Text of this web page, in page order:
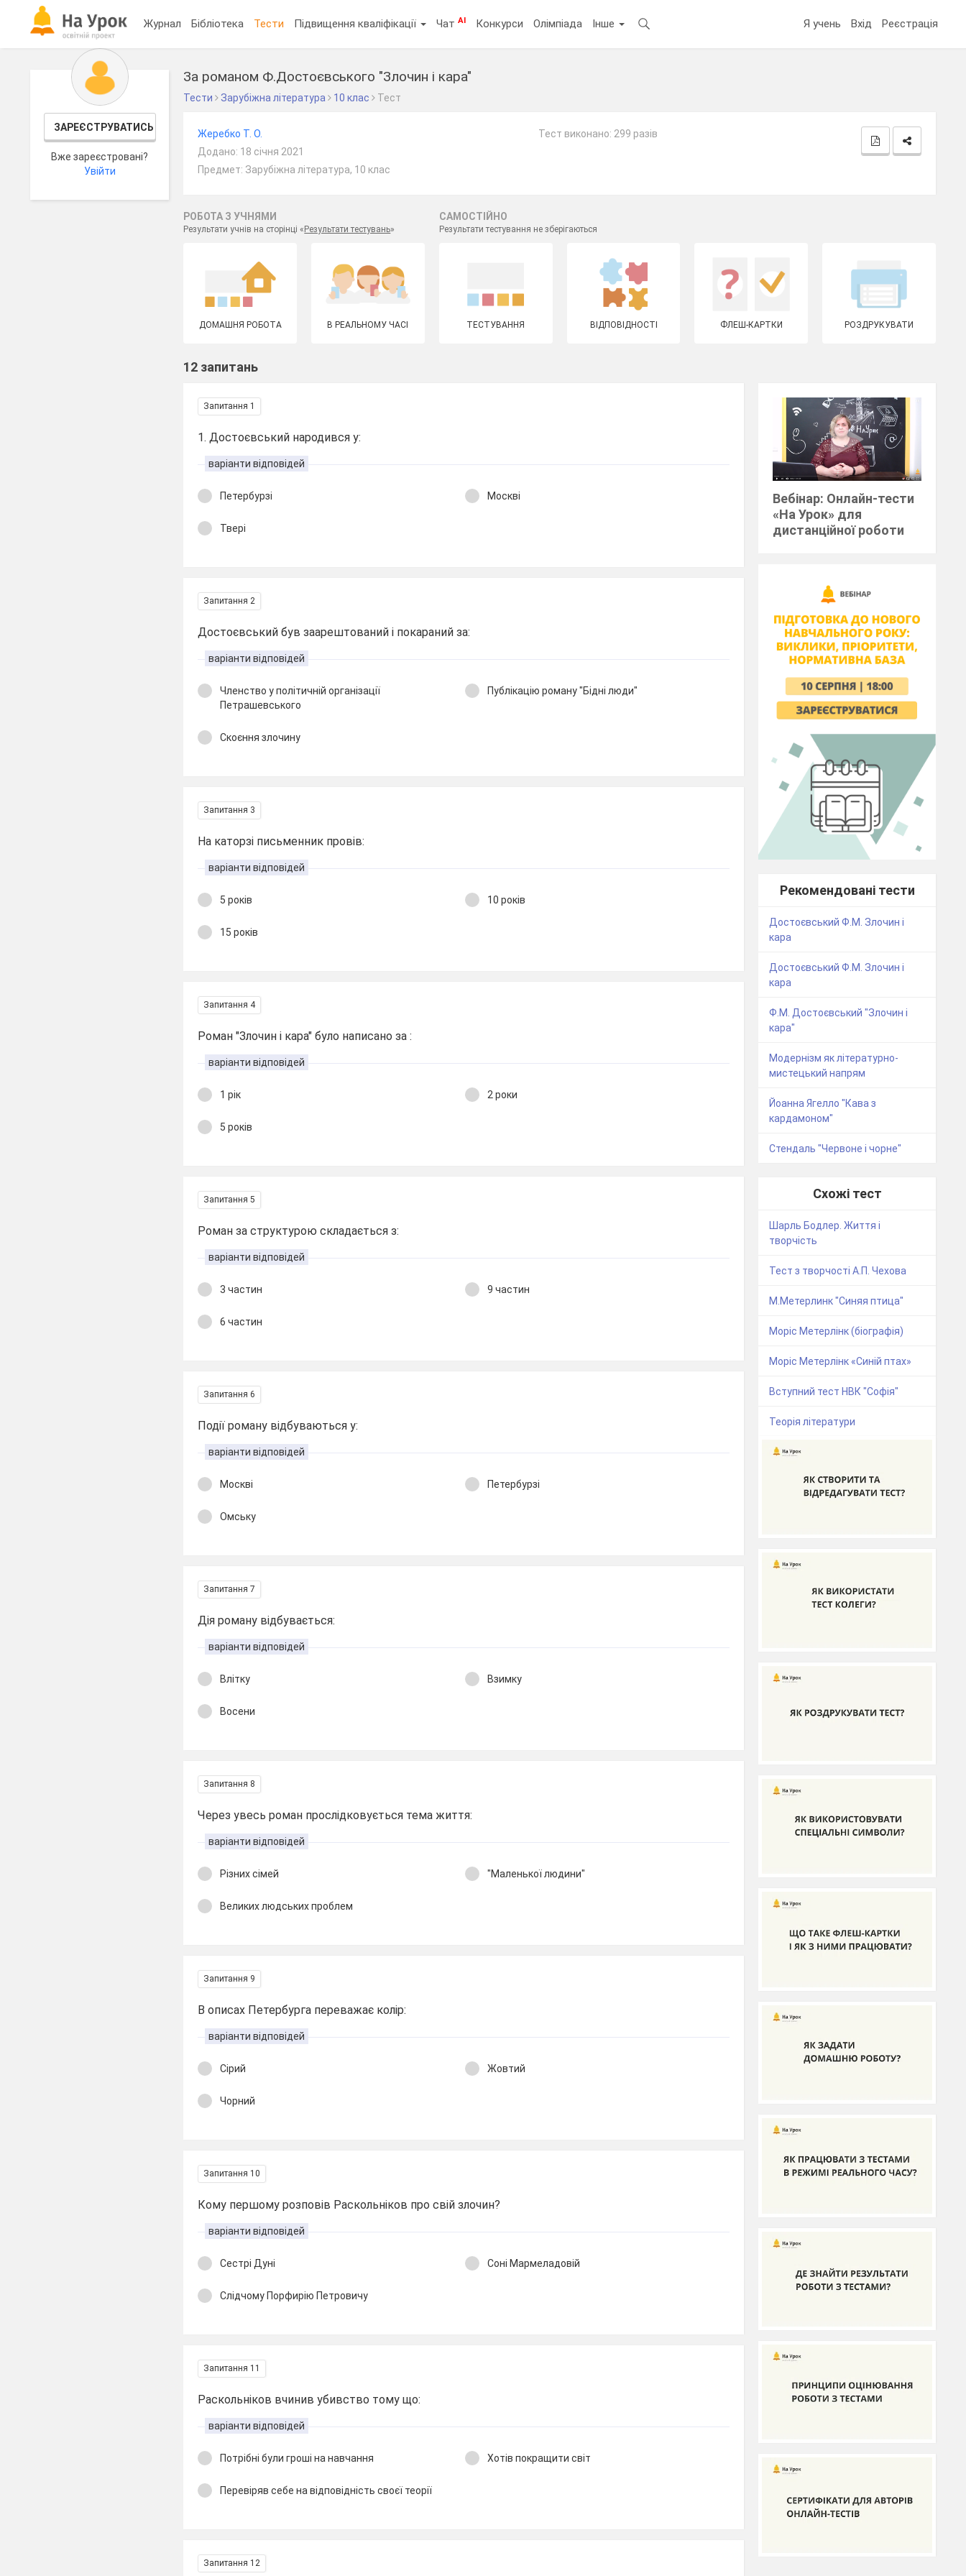
Журнал Бібліотека Тести Підвищення кваліфікації ЧатAI Конкурси Олімпіада Інше Я учень Вхід Реєстрація
ЗАРЕЄСТРУВАТИСЬ
Вже зареєстровані?
Увійти
За романом Ф.Достоєвського "Злочин і кара"
Тести Зарубіжна література 10 клас Тест
Жеребко Т. О.
Додано: 18 січня 2021
Предмет: Зарубіжна література, 10 клас
Тест виконано: 299 разів
РОБОТА З УЧНЯМИ
Результати учнів на сторінці « Результати тестувань»
САМОСТІЙНО
Результати тестування не зберігаються
ДОМАШНЯ РОБОТА В РЕАЛЬНОМУ ЧАСІ ТЕСТУВАННЯ ВІДПОВІДНОСТІ ФЛЕШ-КАРТКИ РОЗДРУКУВАТИ
12 запитань
Запитання 1
1. Достоєвський народився у:
варіанти відповідей
Петербурзі Москві
Твері
Запитання 2
Достоєвський був заарештований і покараний за:
варіанти відповідей
Членство у політичній організації
Петрашевського
Публікацію роману "Бідні люди"
Скоєння злочину
Запитання 3
На каторзі письменник провів:
варіанти відповідей
5 років 10 років
15 років
Запитання 4
Роман "Злочин і кара" було написано за :
варіанти відповідей
1 рік 2 роки
5 років
Запитання 5
Роман за структурою складається з:
варіанти відповідей
3 частин 9 частин
6 частин
Запитання 6
Події роману відбуваються у:
варіанти відповідей
Москві Петербурзі
Омську
Запитання 7
Дія роману відбувається:
варіанти відповідей
Влітку Взимку
Восени
Запитання 8
Через увесь роман прослідковується тема життя:
варіанти відповідей
Різних сімей "Маленької людини"
Великих людських проблем
Запитання 9
В описах Петербурга переважає колір:
варіанти відповідей
Сірий Жовтий
Чорний
Запитання 10
Кому першому розповів Раскольніков про свій злочин?
варіанти відповідей
Сестрі Дуні Соні Мармеладовій
Слідчому Порфирію Петровичу
Запитання 11
Раскольніков вчинив убивство тому що:
варіанти відповідей
Потрібні були гроші на навчання Хотів покращити світ
Перевіряв себе на відповідність своєї теорії
Запитання 12
Вебінар: Онлайн-тести
«На Урок» для
дистанційної роботи
Рекомендовані тести
Достоєвський Ф.М. Злочин і
кара
Достоєвський Ф.М. Злочин і
кара
Ф.М. Достоєвський "Злочин і
кара"
Модернізм як літературно-
мистецький напрям
Йоанна Ягелло "Кава з
кардамоном"
Стендаль "Червоне і чорне"
Схожі тест
Шарль Бодлер. Життя і
творчість
Тест з творчості А.П. Чехова
М.Метерлинк "Синяя птица"
Моріс Метерлінк (біографія)
Моріс Метерлінк «Синій птах»
Вступний тест НВК "Софія"
Теорія літератури